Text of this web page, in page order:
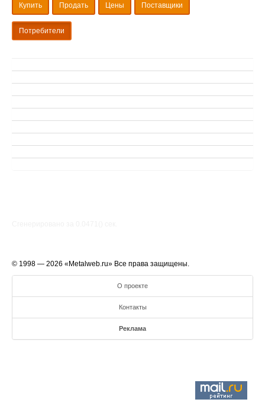
Купить Продать Цены Поставщики
Потребители
© 1998 — 2026 «Metalweb.ru» Все права защищены.
О проекте
Контакты
Реклама